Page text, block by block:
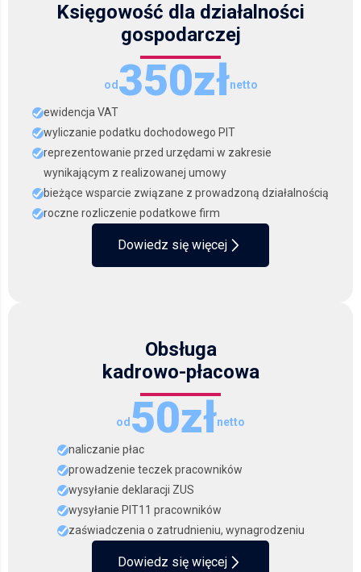
Księgowość dla działalności
gospodarczej
od350złnetto
ewidencja VAT
wyliczanie podatku dochodowego PIT
reprezentowanie przed urzędami w zakresie
wynikającym z realizowanej umowy
bieżące wsparcie związane z prowadzoną działalnością
roczne rozliczenie podatkowe firm
Dowiedz się więcej
Obsługa
kadrowo-płacowa
od50złnetto
naliczanie płac
prowadzenie teczek pracowników
wysyłanie deklaracji ZUS
wysyłanie PIT11 pracowników
zaświadczenia o zatrudnieniu, wynagrodzeniu
Dowiedz się więcej